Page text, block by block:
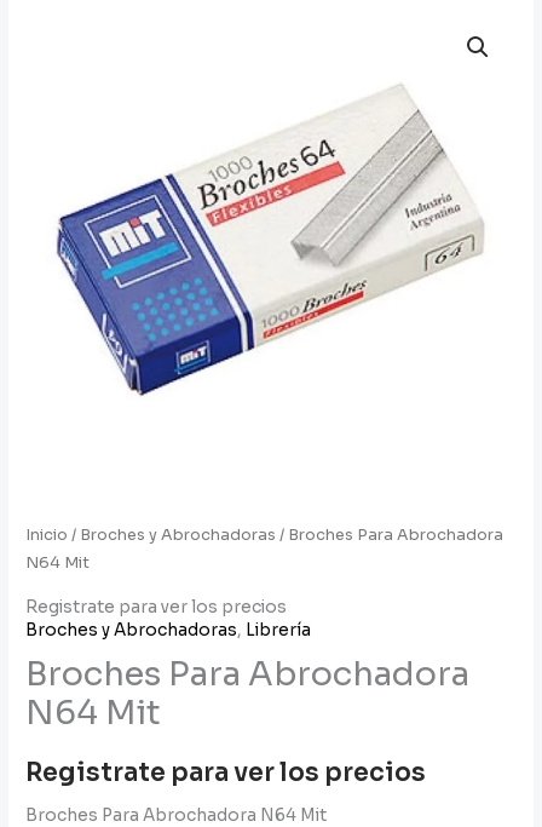
Inicio / Broches y Abrochadoras / Broches Para Abrochadora
N64 Mit
Registrate para ver los precios
Broches y Abrochadoras, Librería
Broches Para Abrochadora
N64 Mit
Registrate para ver los precios
Broches Para Abrochadora N64 Mit